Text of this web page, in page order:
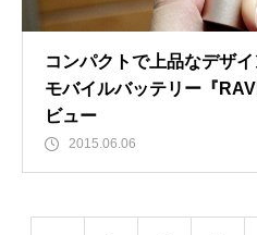
コンパクトで上品なデザ
モバイルバッテリー『
ビュー
2015.06.06